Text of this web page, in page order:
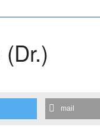
(Dr.)
mail